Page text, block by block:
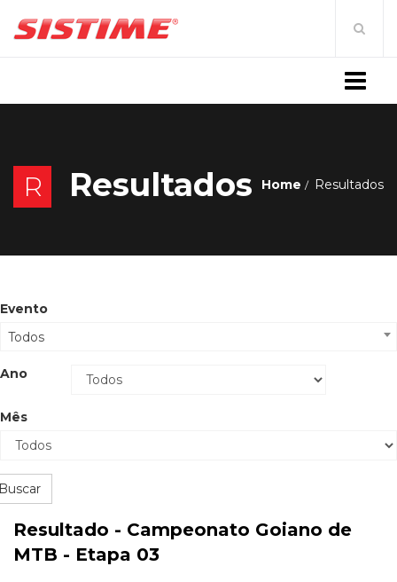
R Resultados Home Resultados
Evento
Todos
Ano
Mês
Resultado - Campeonato Goiano de
MTB - Etapa 03